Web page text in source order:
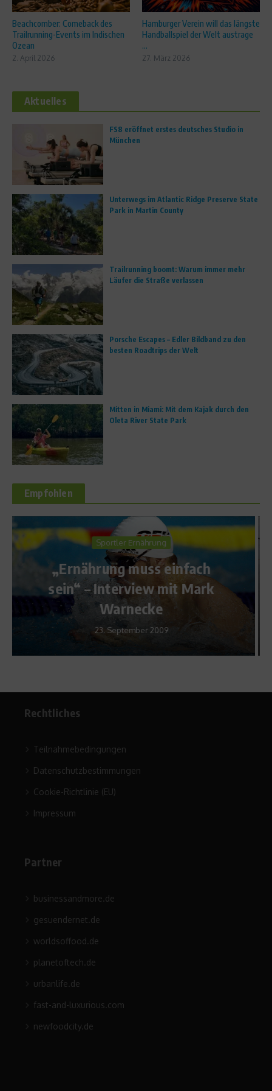
Beachcomber: Comeback des
Trailrunning-Events im Indischen
Ozean
2. April 2026
Hamburger Verein will das längste
Handballspiel der Welt austrage
...
27. März 2026
Aktuelles
FS8 eröffnet erstes deutsches Studio in
München
Unterwegs im Atlantic Ridge Preserve State
Park in Martin County
Trailrunning boomt: Warum immer mehr
Läufer die Straße verlassen
Porsche Escapes – Edler Bildband zu den
besten Roadtrips der Welt
Mitten in Miami: Mit dem Kajak durch den
Oleta River State Park
Empfohlen
Richtig trainieren
Aller Anfang ist schwer – Die
häufigsten Fehler auf Skiern
Rechtliches
Teilnahmebedingungen
Datenschutzbestimmungen
Cookie-Richtlinie (EU)
Impressum
Partner
businessandmore.de
gesuendernet.de
worldsoffood.de
planetoftech.de
urbanlife.de
fast-and-luxurious.com
newfoodcity.de